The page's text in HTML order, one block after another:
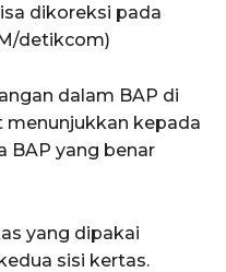
dikoreksi pada
detikcom)
dalam BAP di
menunjukkan kepada
BAP yang benar
yang dipakai
sisi kertas.